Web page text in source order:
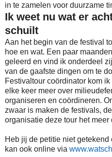
in te zamelen voor duurzame
Ik weet nu wat er
schuilt
Aan het begin van de festival
hoe en wat. Een paar
geleerd en vind ik onderdeel
van de gaafste dingen om te
Festivaltour coördinator kom
elke keer meer over
organiseren en coördineren.
zwaar is maken de festivals,
organisatie deze tour het meer
Heb jij de petitie niet
kan ook online via